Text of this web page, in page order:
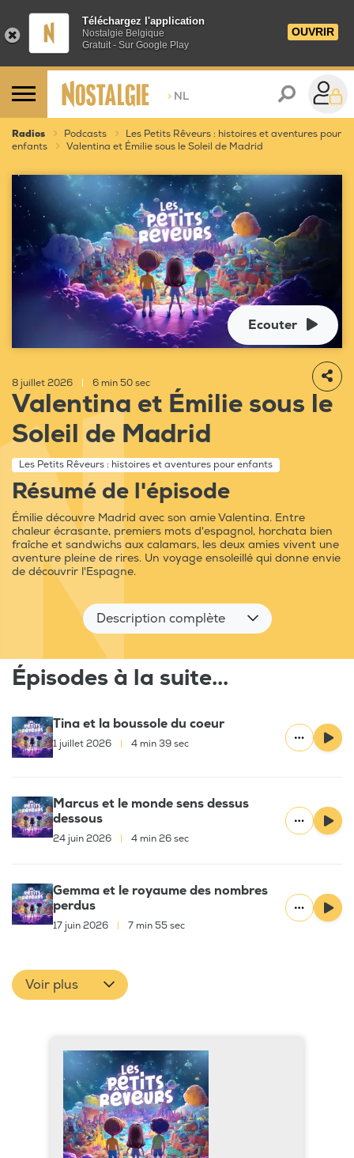
Téléchargez l'application
Nostalgie Belgique
Gratuit - Sur Google Play
OUVRIR
> NL
Radios Podcasts
Les Petits Rêveurs : histoires et aventures pour
enfants
Valentina et Émilie sous le Soleil de Madrid
Ecouter
8 juillet 2026 6 min 50 sec
Valentina et Émilie sous le
Soleil de Madrid
Les Petits Rêveurs : histoires et aventures pour enfants
Résumé de l'épisode
Émilie découvre Madrid avec son amie Valentina. Entre
chaleur écrasante, premiers mots d'espagnol, horchata bien
fraîche et sandwichs aux calamars, les deux amies vivent une
aventure pleine de rires. Un voyage ensoleillé qui donne envie
de découvrir l'Espagne.
Description complète
Épisodes à la suite...
Tina et la boussole du coeur
1 juillet 2026 4 min 39 sec
Marcus et le monde sens dessus
dessous
24 juin 2026 4 min 26 sec
Gemma et le royaume des nombres
perdus
17 juin 2026 7 min 55 sec
Voir plus